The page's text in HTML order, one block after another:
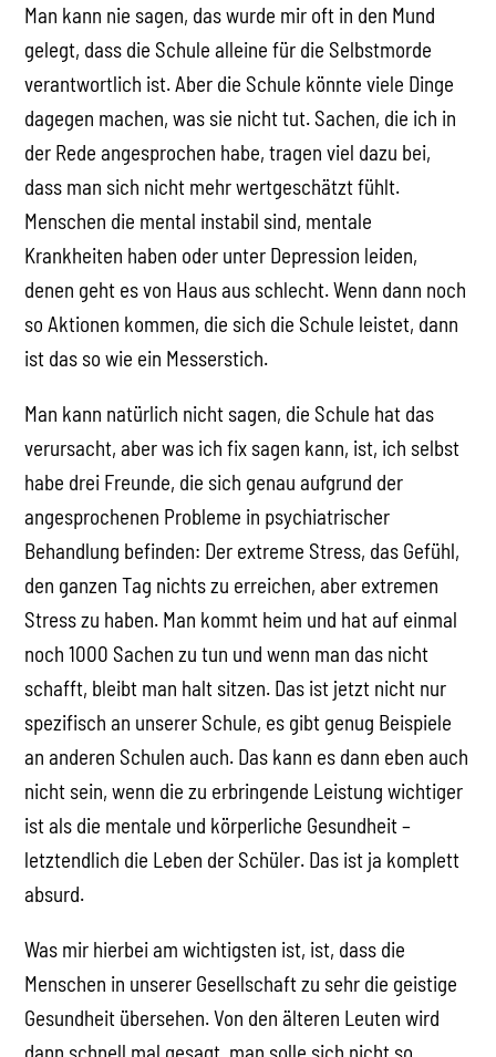
Man kann nie sagen, das wurde mir oft in den Mund
gelegt, dass die Schule alleine für die Selbstmorde
verantwortlich ist. Aber die Schule könnte viele Dinge
dagegen machen, was sie nicht tut. Sachen, die ich in
der Rede angesprochen habe, tragen viel dazu bei,
dass man sich nicht mehr wertgeschätzt fühlt.
Menschen die mental instabil sind, mentale
Krankheiten haben oder unter Depression leiden,
denen geht es von Haus aus schlecht. Wenn dann noch
so Aktionen kommen, die sich die Schule leistet, dann
ist das so wie ein Messerstich.
Man kann natürlich nicht sagen, die Schule hat das
verursacht, aber was ich fix sagen kann, ist, ich selbst
habe drei Freunde, die sich genau aufgrund der
angesprochenen Probleme in psychiatrischer
Behandlung befinden: Der extreme Stress, das Gefühl,
den ganzen Tag nichts zu erreichen, aber extremen
Stress zu haben. Man kommt heim und hat auf einmal
noch 1000 Sachen zu tun und wenn man das nicht
schafft, bleibt man halt sitzen. Das ist jetzt nicht nur
spezifisch an unserer Schule, es gibt genug Beispiele
an anderen Schulen auch. Das kann es dann eben auch
nicht sein, wenn die zu erbringende Leistung wichtiger
ist als die mentale und körperliche Gesundheit –
letztendlich die Leben der Schüler. Das ist ja komplett
absurd.
Was mir hierbei am wichtigsten ist, ist, dass die
Menschen in unserer Gesellschaft zu sehr die geistige
Gesundheit übersehen. Von den älteren Leuten wird
dann schnell mal gesagt, man solle sich nicht so